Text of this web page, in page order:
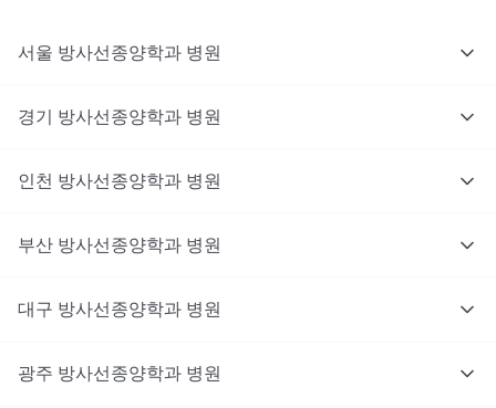
서울 방사선종양학과 병원
경기 방사선종양학과 병원
인천 방사선종양학과 병원
부산 방사선종양학과 병원
대구 방사선종양학과 병원
광주 방사선종양학과 병원